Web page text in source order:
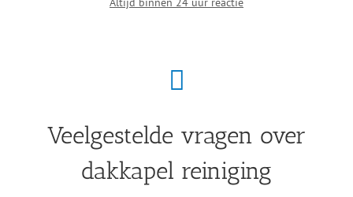
Veelgestelde vragen over
dakkapel reiniging